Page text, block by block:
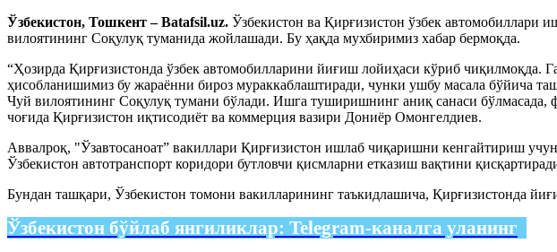
Ўзбекистон, Тошкент – Batafsil.uz. Ўзбекистон ва Қирғизистон ўзбек автомобиллари
вилоятининг Соқулуқ туманида жойлашади. Бу ҳақда мухбиримиз хабар бермоқда.
“Ҳозирда Қирғизистонда ўзбек автомобилларини йиғиш лойиҳаси кўриб чиқилмоқда.
ҳисобланишимиз бу жараённи бироз мураккаблаштиради, чунки ушбу масала бўйича
Чуй вилоятининг Соқулуқ тумани бўлади. Ишга туширишнинг аниқ санаси бўлмасада,
чоғида Қирғизистон иқтисодиёт ва коммерция вазири Дониёр Омонгелдиев.
Аввалроқ, "Ўзавтосаноат” вакиллари Қирғизистон ишлаб чиқаришни кенгайтириш
Ўзбекистон автотранспорт коридори бутловчи қисмларни етказиш вақтини
Бундан ташқари, Ўзбекистон томони вакилларининг таъкидлашича, Қирғизистонда
Ўзбекистон бўйлаб янгиликлар: Telegram-каналга уланинг